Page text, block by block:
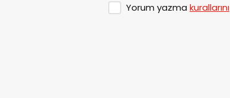
Yorum yazma kurallarını